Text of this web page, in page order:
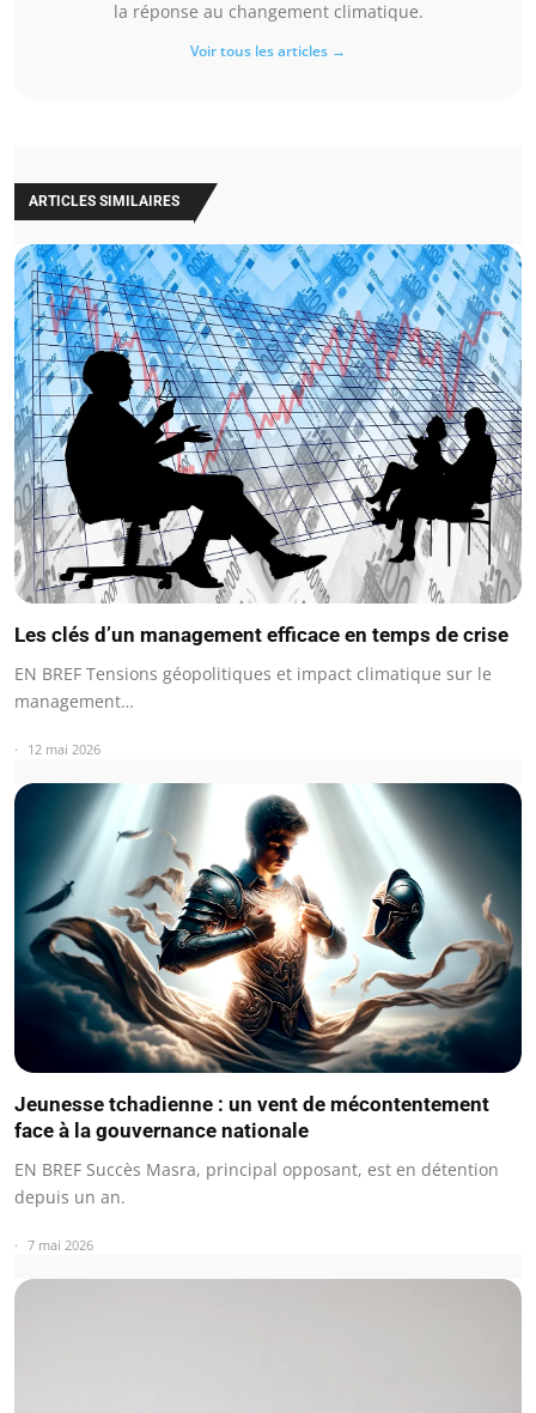
la réponse au changement climatique.
Voir tous les articles →
ARTICLES SIMILAIRES
Les clés d’un management efficace en temps de crise
EN BREF Tensions géopolitiques et impact climatique sur le
management…
12 mai 2026
Jeunesse tchadienne : un vent de mécontentement
face à la gouvernance nationale
EN BREF Succès Masra, principal opposant, est en détention
depuis un an.
7 mai 2026